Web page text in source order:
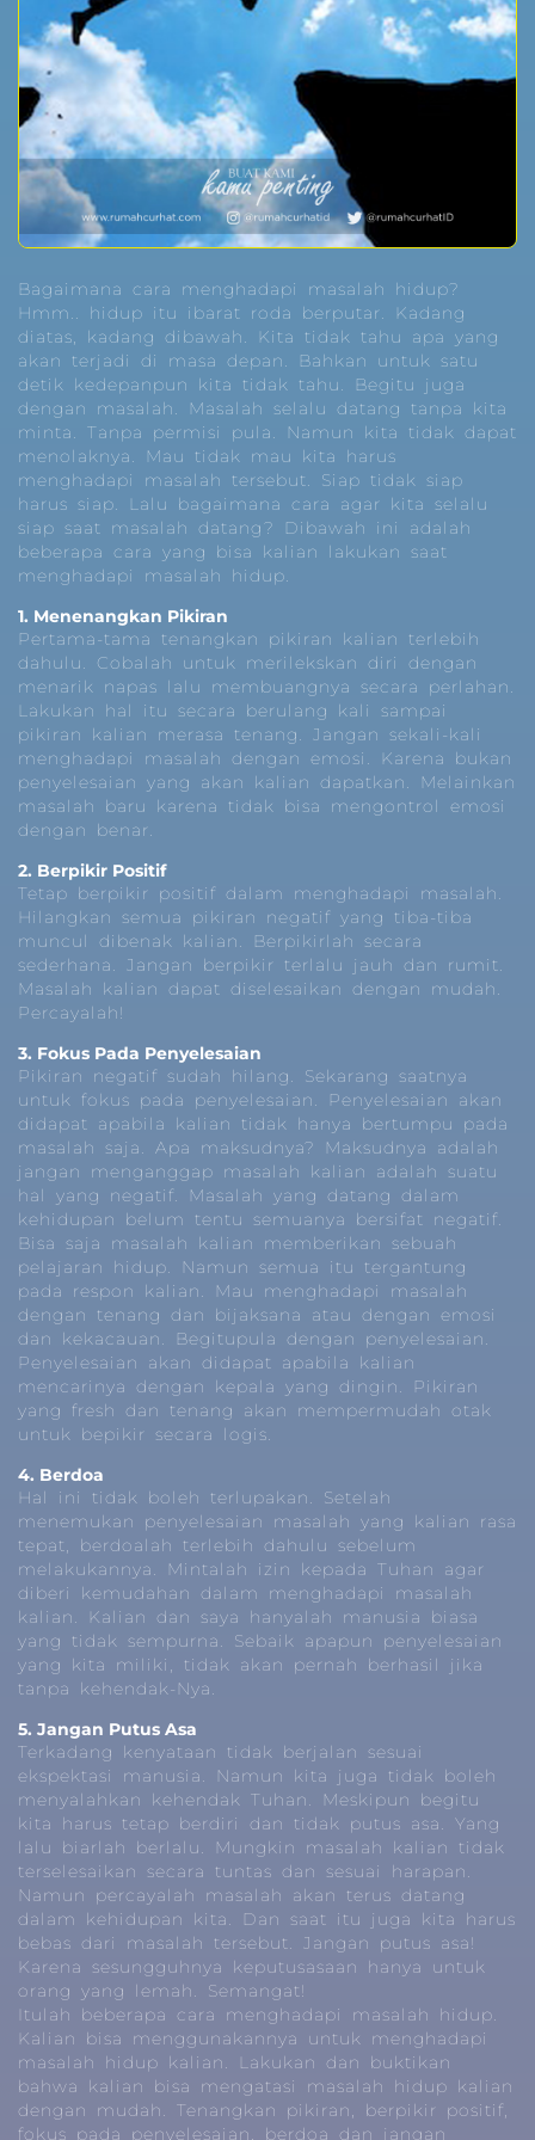
Bagaimana cara menghadapi masalah hidup?
Hmm.. hidup itu ibarat roda berputar. Kadang
diatas, kadang dibawah. Kita tidak tahu apa yang
akan terjadi di masa depan. Bahkan untuk satu
detik kedepanpun kita tidak tahu. Begitu juga
dengan masalah. Masalah selalu datang tanpa kita
minta. Tanpa permisi pula. Namun kita tidak dapat
menolaknya. Mau tidak mau kita harus
menghadapi masalah tersebut. Siap tidak siap
harus siap. Lalu bagaimana cara agar kita selalu
siap saat masalah datang? Dibawah ini adalah
beberapa cara yang bisa kalian lakukan saat
menghadapi masalah hidup.
1. Menenangkan Pikiran
Pertama-tama tenangkan pikiran kalian terlebih
dahulu. Cobalah untuk merilekskan diri dengan
menarik napas lalu membuangnya secara perlahan.
Lakukan hal itu secara berulang kali sampai
pikiran kalian merasa tenang. Jangan sekali-kali
menghadapi masalah dengan emosi. Karena bukan
penyelesaian yang akan kalian dapatkan. Melainkan
masalah baru karena tidak bisa mengontrol emosi
dengan benar.
2. Berpikir Positif
Tetap berpikir positif dalam menghadapi masalah.
Hilangkan semua pikiran negatif yang tiba-tiba
muncul dibenak kalian. Berpikirlah secara
sederhana. Jangan berpikir terlalu jauh dan rumit.
Masalah kalian dapat diselesaikan dengan mudah.
Percayalah!
3. Fokus Pada Penyelesaian
Pikiran negatif sudah hilang. Sekarang saatnya
untuk fokus pada penyelesaian. Penyelesaian akan
didapat apabila kalian tidak hanya bertumpu pada
masalah saja. Apa maksudnya? Maksudnya adalah
jangan menganggap masalah kalian adalah suatu
hal yang negatif. Masalah yang datang dalam
kehidupan belum tentu semuanya bersifat negatif.
Bisa saja masalah kalian memberikan sebuah
pelajaran hidup. Namun semua itu tergantung
pada respon kalian. Mau menghadapi masalah
dengan tenang dan bijaksana atau dengan emosi
dan kekacauan. Begitupula dengan penyelesaian.
Penyelesaian akan didapat apabila kalian
mencarinya dengan kepala yang dingin. Pikiran
yang fresh dan tenang akan mempermudah otak
untuk bepikir secara logis.
4. Berdoa
Hal ini tidak boleh terlupakan. Setelah
menemukan penyelesaian masalah yang kalian rasa
tepat, berdoalah terlebih dahulu sebelum
melakukannya. Mintalah izin kepada Tuhan agar
diberi kemudahan dalam menghadapi masalah
kalian. Kalian dan saya hanyalah manusia biasa
yang tidak sempurna. Sebaik apapun penyelesaian
yang kita miliki, tidak akan pernah berhasil jika
tanpa kehendak-Nya.
5. Jangan Putus Asa
Terkadang kenyataan tidak berjalan sesuai
ekspektasi manusia. Namun kita juga tidak boleh
menyalahkan kehendak Tuhan. Meskipun begitu
kita harus tetap berdiri dan tidak putus asa. Yang
lalu biarlah berlalu. Mungkin masalah kalian tidak
terselesaikan secara tuntas dan sesuai harapan.
Namun percayalah masalah akan terus datang
dalam kehidupan kita. Dan saat itu juga kita harus
bebas dari masalah tersebut. Jangan putus asa!
Karena sesungguhnya keputusasaan hanya untuk
orang yang lemah. Semangat!
Itulah beberapa cara menghadapi masalah hidup.
Kalian bisa menggunakannya untuk menghadapi
masalah hidup kalian. Lakukan dan buktikan
bahwa kalian bisa mengatasi masalah hidup kalian
dengan mudah. Tenangkan pikiran, berpikir positif,
fokus pada penyelesaian, berdoa dan jangan